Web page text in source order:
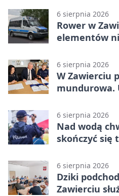
6 sierpnia 2026
Rower w
elementów
6 sierpnia 2026
W Zawierciu
mundurowa.
6 sierpnia 2026
Nad wodą
skończyć się
6 sierpnia 2026
Dziki
Zawierciu